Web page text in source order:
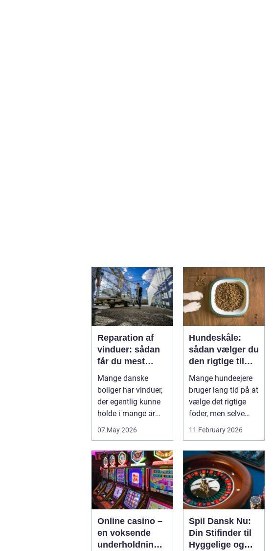
Reparation af
vinduer: sådan
får du mest
muligt ud af
dine gamle
rammer
Mange danske
boliger har vinduer,
der egentlig kunne
holde i mange år
endnu, hvis de fik
den r...
07 May 2026
Hundeskåle:
sådan vælger du
den rigtige til
din hund
Mange hundeejere
bruger lang tid på at
vælge det rigtige
foder, men selve
skålen b...
11 February 2026
Online casino –
en voksende
underholdningsi
Spil Dansk Nu:
Din Stifinder til
Hyggelige og